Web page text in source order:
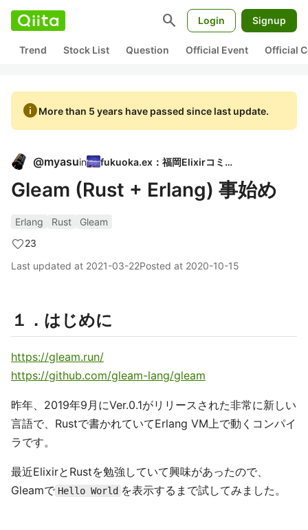
search Login Signup
Trend Stock List Question Official Event Official
infoMore than 5 years have passed since last update.
@myasuin fukuoka.ex：福岡Elixirコミュ
Gleam (Rust + Erlang) 事始め
Erlang Rust
Gleam
23
Last updated at 2021-03-22Posted at 2020-10-15
１．はじめに
https://gleam.run/
https://github.com/gleam-lang/gleam
昨年、2019年9月にVer.0.1がリリースされた非常に新しい
言語で、Rustで書かれていてErlang VM上で動くコンパイ
ラです。
最近ElixirとRustを勉強していて興味があったので、
Gleamで Hello World を表示するまで試してみました。